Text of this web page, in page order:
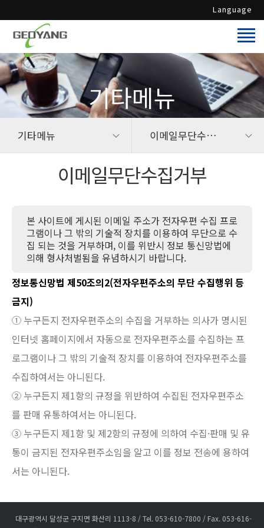
Language
Language
기타메뉴
기타메뉴 이메일무단수집거부
이메일무단수집거부
본 사이트에 게시된 이메일 주소가 전자우편 수집 프로
그램이나 그 밖의 기술적 장치를 이용하여 무단으로 수
집 되는 것을 거부하며, 이를 위반시 정보 통신망법에
의해 형사처벌됨을 유념하시기 바랍니다.
정보통신망법 제50조의2(전자우편주소의 무단 수집행위 등
금지)
① 누구든지 전자우편주소의 수집을 거부하는 의사가 명시된
인터넷 홈페이지에서 자동으로 전자우편주소를 수집하는 프
로그램이나 그 밖의 기술적 장치를 이용하여 전자우편주소를
수집하여서는 아니된다.
② 누구든지 제1항의 규정을 위반하여 수집된 전자우편주소
를 판매 유통하여서는 아니된다.
③ 누구든지 제1항 및 제2항의 규정에 의하여 수집·판매 및 유
통이 금지된 전자우편주소임을 알고 이를 정보 전송에 용하여
서는 아니된다.
대구광역시 달성군 구지면 화산리 1113-8 / Tel. 053-610-7800 / Fax. 053-616-